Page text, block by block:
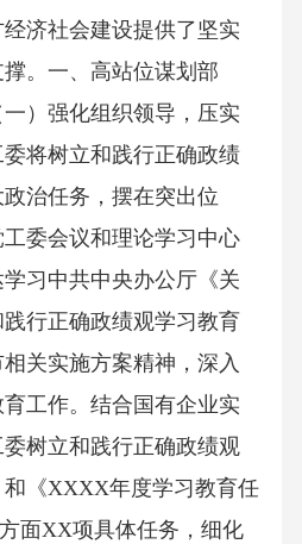
济社会建设提供了坚实
。一、高站位谋划部
）强化组织领导，压实
将树立和践行正确政绩
治任务，摆在突出位
委会议和理论学习中心
习中共中央办公厅《关
行正确政绩观学习教育
关实施方案精神，深入
工作。结合国有企业实
树立和践行正确政绩观
《XXXX年度学习教育任
面XX项具体任务，细化